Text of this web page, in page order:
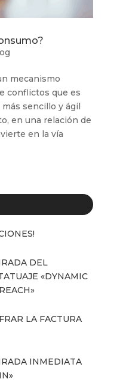
mecanismo
conflictos que es
sencillo y ágil
en una relación de
en la vía
DEL
«DYNAMIC
LA FACTURA
INMEDIATA